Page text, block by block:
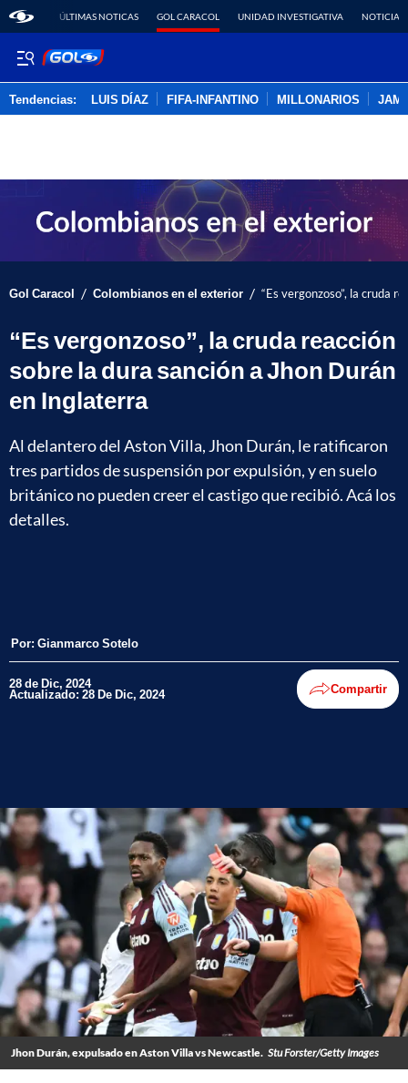
ÚLTIMAS NOTICAS GOL CARACOL UNIDAD INVESTIGATIVA NOTICIAS
Tendencias: LUIS DÍAZ FIFA-INFANTINO MILLONARIOS
Gol Caracol / Colombianos en el exterior / “Es vergonzoso”, la cruda
“Es vergonzoso”, la cruda reacción
sobre la dura sanción a Jhon Durán
en Inglaterra
Al delantero del Aston Villa, Jhon Durán, le ratificaron
tres partidos de suspensión por expulsión, y en suelo
británico no pueden creer el castigo que recibió. Acá los
detalles.
Por: Gianmarco Sotelo
28 de Dic, 2024
Actualizado: 28 De Dic, 2024 Compartir
Jhon Durán, expulsado en Aston Villa vs Newcastle. Stu Forster/Getty Images